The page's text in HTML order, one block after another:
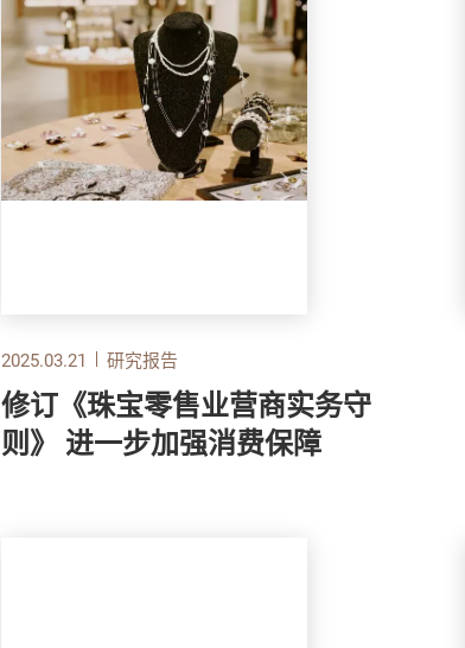
2025.03.21 研究报告
修订《珠宝零售业营商实务守
则》 进一步加强消费保障